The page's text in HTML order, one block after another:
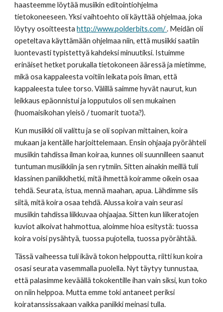
haasteemme löytää musiikin editointiohjelma
tietokoneeseen. Yksi vaihtoehto oli käyttää ohjelmaa, joka
löytyy osoitteesta http://www.polderbits.com/ . Meidän oli
opeteltava käyttämään ohjelmaa niin, että musiikki saatiin
luontevasti typistettyä kahdeksi minuutiksi. Istuimme
erinäiset hetket porukalla tietokoneen ääressä ja mietimme,
mikä osa kappaleesta voitiin leikata pois ilman, että
kappaleesta tulee torso. Välillä saimme hyvät naurut, kun
leikkaus epäonnistui ja lopputulos oli sen mukainen
(huomaisikohan yleisö / tuomarit tuota?).
Kun musiikki oli valittu ja se oli sopivan mittainen, koira
mukaan ja kentälle harjoittelemaan. Ensin ohjaaja pyörähteli
musiikin tahdissa ilman koiraa, kunnes oli suunnilleen saanut
tuntuman musiikkiin ja sen rytmiin. Sitten ainakin meillä tuli
klassinen paniikkihetki, mitä ihmettä koiramme oikein osaa
tehdä. Seurata, istua, mennä maahan, apua. Lähdimme siis
siitä, mitä koira osaa tehdä. Alussa koira vain seurasi
musiikin tahdissa liikkuvaa ohjaajaa. Sitten kun liikeratojen
kuviot alkoivat hahmottua, aloimme hioa esitystä: tuossa
koira voisi pysähtyä, tuossa pujotella, tuossa pyörähtää.
Tässä vaiheessa tuli ikävä tokon helppoutta, riitti kun koira
osasi seurata vasemmalla puolella. Nyt täytyy tunnustaa,
että palasimme keväällä tokokentille ihan vain siksi, kun toko
on niin helppoa. Mutta emme toki antaneet periksi
koiratanssissakaan vaikka paniikki meinasi tulla.